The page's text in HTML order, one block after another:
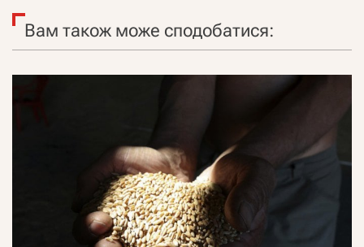
Вам також може сподобатися: